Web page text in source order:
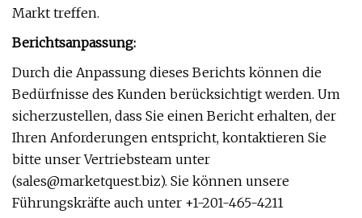
Markt treffen.
Berichtsanpassung:
Durch die Anpassung dieses Berichts können die
Bedürfnisse des Kunden berücksichtigt werden. Um
sicherzustellen, dass Sie einen Bericht erhalten, der
Ihren Anforderungen entspricht, kontaktieren Sie
bitte unser Vertriebsteam unter
(sales@marketquest.biz). Sie können unsere
Führungskräfte auch unter +1-201-465-4211